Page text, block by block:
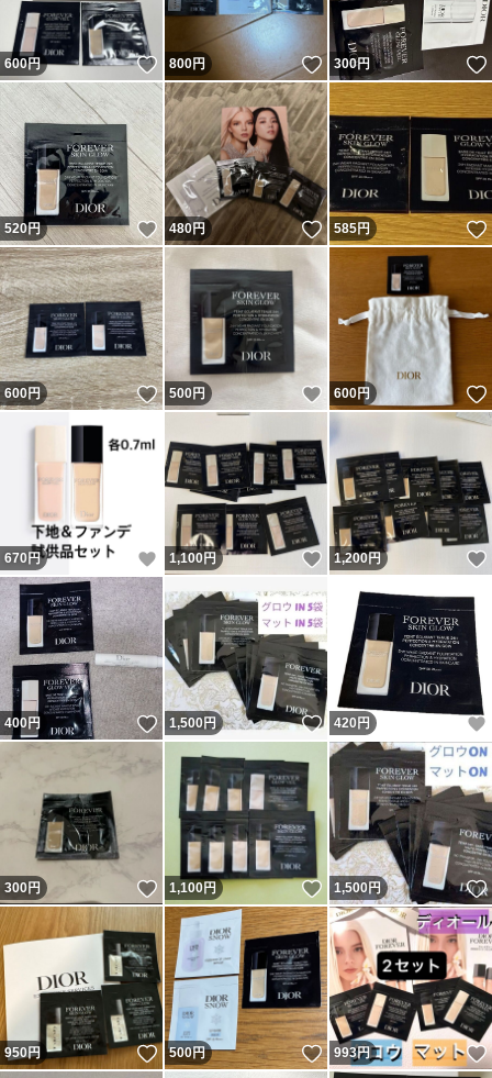
600円 いいね！
800円 いいね！
300円
520円 いいね！
480円 いいね！
585円
600円 いいね！
500円 いいね！
600円
670 円 いいね！
1,100円 いいね！
1,200円
400円 いいね！
1,500円 いいね！
420 円
300円 いいね！
1,100円 いいね！
1,500円
950円 いいね！
500円 いいね！
993円